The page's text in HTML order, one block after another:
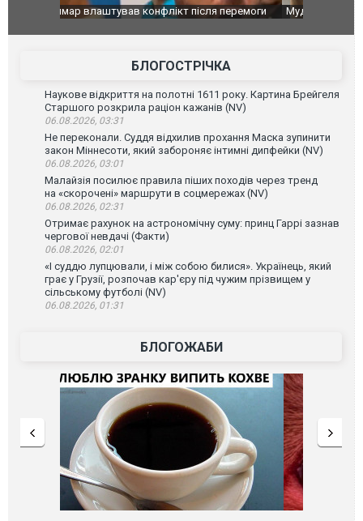
Мудрик провів перший матч за "Челсі" після
під час
Франції
БЛОГОСТРІЧКА
Наукове відкриття на полотні 1611 року. Картина Брейгеля
Старшого розкрила раціон кажанів (NV)
06.08.2026, 03:31
Не переконали. Суддя відхилив прохання Маска зупинити
закон Міннесоти, який забороняє інтимні дипфейки (NV)
06.08.2026, 03:01
Малайзія посилює правила піших походів через тренд
на «скорочені» маршрути в соцмережах (NV)
06.08.2026, 02:31
Отримає рахунок на астрономічну суму: принц Гаррі зазнав
чергової невдачі (Факти)
06.08.2026, 02:01
«І суддю лупцювали, і між собою билися». Українець, який
грає у Грузії, розпочав кар'єру під чужим прізвищем у
сільському футболі (NV)
06.08.2026, 01:31
БЛОГОЖАБИ